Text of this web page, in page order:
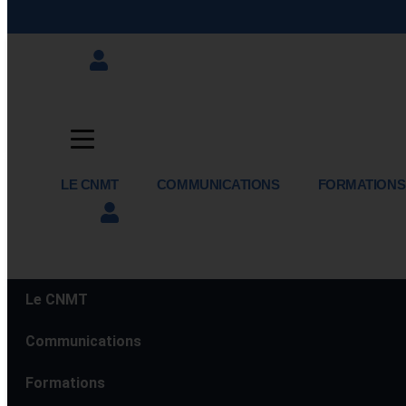
LE CNMT COMMUNICATIONS FORMATIONS
Le CNMT
Communications
Formations